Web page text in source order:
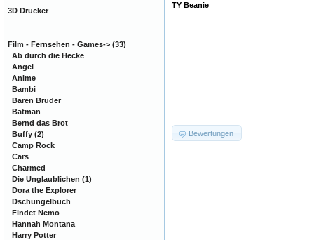
TY Beanie
Bewertungen
3D Drucker
Film - Fernsehen - Games-> (33)
Ab durch die Hecke
Angel
Anime
Bambi
Bären Brüder
Batman
Bernd das Brot
Buffy (2)
Camp Rock
Cars
Charmed
Die Unglaublichen (1)
Dora the Explorer
Dschungelbuch
Findet Nemo
Hannah Montana
Harry Potter